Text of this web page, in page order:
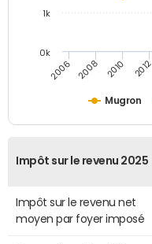
Mugron
2006 2008 2010 2012
0k
1k
Impôt sur le revenu 2025
Impôt sur le revenu net
moyen par foyer imposé